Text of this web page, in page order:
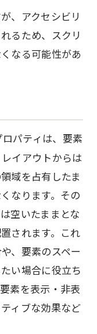
、アクセシビリ
るため、スクリ
なる可能性があ
ロパティは、要素
イアウトからは
域を占有したま
なります。その
空いたままとな
されます。これ
、要素のスペー
い場合に役立ち
素を表示・非表
ィブな効果など